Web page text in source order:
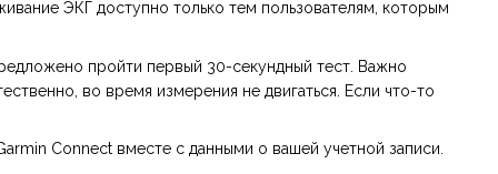
ЭКГ доступно только тем пользователям, которым
пройти первый 30-секундный тест. Важно
во время измерения не двигаться. Если что-то
Connect вместе с данными о вашей учетной записи.